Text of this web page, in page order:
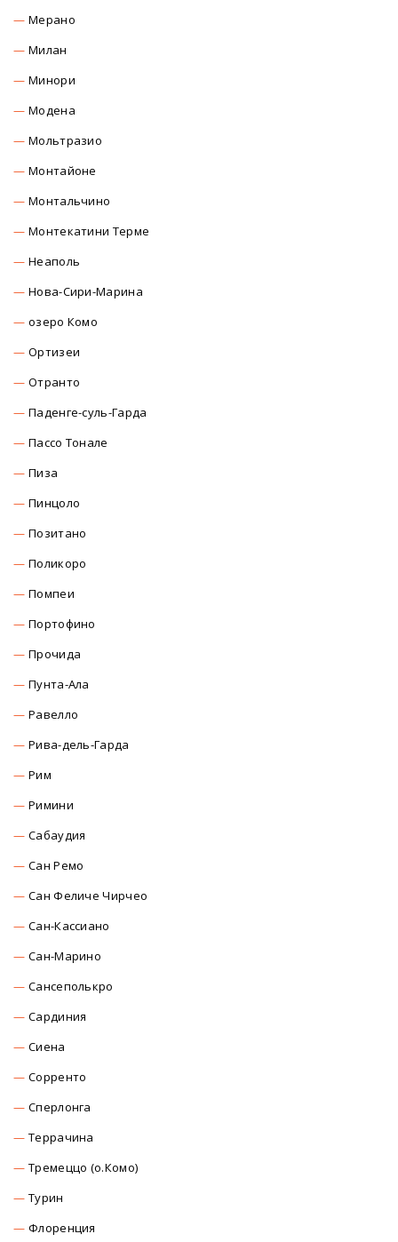
Мерано
Милан
Минори
Модена
Мольтразио
Монтайоне
Монтальчино
Монтекатини Терме
Неаполь
Нова-Сири-Марина
озеро Комо
Ортизеи
Отранто
Паденге-суль-Гарда
Пассо Тонале
Пиза
Пинцоло
Позитано
Поликоро
Помпеи
Портофино
Прочида
Пунта-Ала
Равелло
Рива-дель-Гарда
Рим
Римини
Сабаудия
Сан Ремо
Сан Феличе Чирчео
Сан-Кассиано
Сан-Марино
Сансеполькро
Сардиния
Сиена
Сорренто
Сперлонга
Террачина
Тремеццо (о.Комо)
Турин
Флоренция